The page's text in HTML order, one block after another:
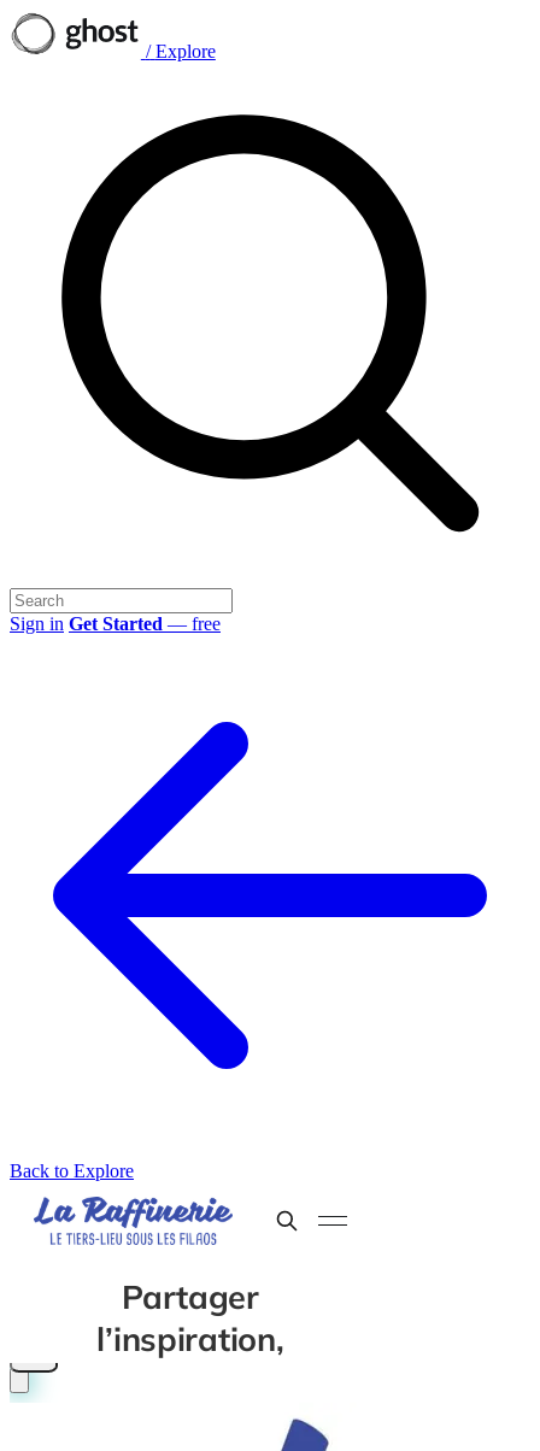
/ Explore
Sign in Get Started — free
Back to Explore